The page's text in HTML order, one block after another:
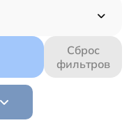
Сброс
фильтров